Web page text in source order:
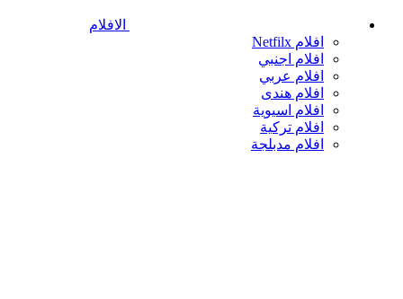
الافلام
افلام Netfilx
افلام اجنبي
افلام عربي
افلام هندى
افلام اسيوية
افلام تركية
افلام مدبلجة